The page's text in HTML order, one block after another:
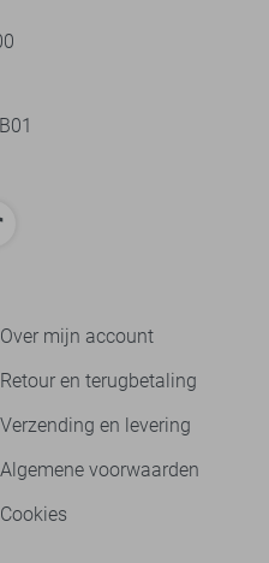
Over mijn account
Retour en terugbetaling
Verzending en levering
Algemene voorwaarden
Cookies